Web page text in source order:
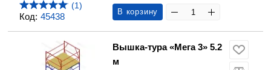
Код: 45438
(1)
В корзину
Вышка-тура «Мега 3» 5.2
м